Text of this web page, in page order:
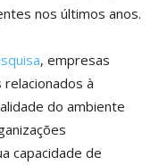
nos últimos anos.
, empresas
à
do ambiente
capacidade de